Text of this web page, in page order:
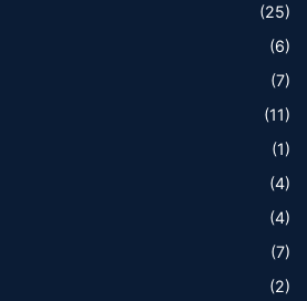
(25)
(6)
(7)
(11)
(1)
(4)
(4)
(7)
(2)